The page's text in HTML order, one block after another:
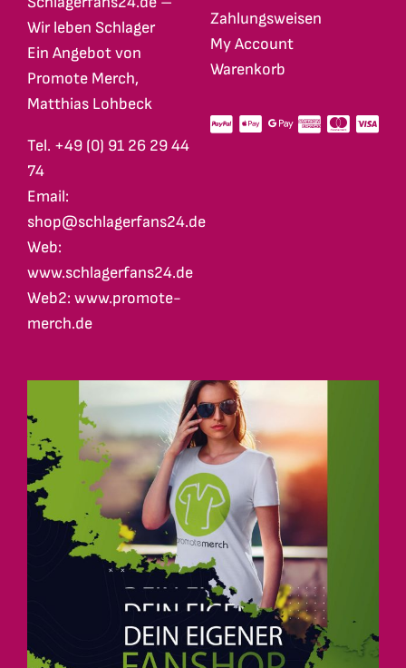
Wir leben Schlager
Ein Angebot von
Promote Merch,
Matthias Lohbeck
Tel. +49 (0) 91 26 29 44
74
Email:
shop@schlagerfans24.de
Web:
www.schlagerfans24.de
Web2: www.promote-
merch.de
Zahlungsweisen
My Account
Warenkorb